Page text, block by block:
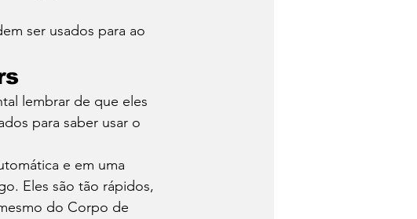
ser usados para ao
lembrar de que eles
para saber usar o
e em uma
Eles são tão rápidos,
do Corpo de